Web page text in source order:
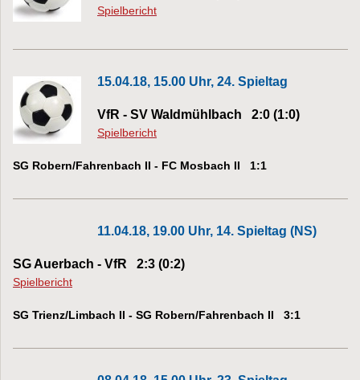
Spielbericht
15.04.18, 15.00 Uhr, 24. Spieltag
VfR - SV Waldmühlbach 2:0 (1:0)
Spielbericht
SG Robern/Fahrenbach II - FC Mosbach II 1:1
11.04.18, 19.00 Uhr, 14. Spieltag (NS)
SG Auerbach - VfR 2:3 (0:2)
Spielbericht
SG Trienz/Limbach II - SG Robern/Fahrenbach II 3:1